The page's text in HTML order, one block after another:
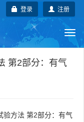
注册
登录
地方标准
第2部分：有气
验方法 第2部分：有气